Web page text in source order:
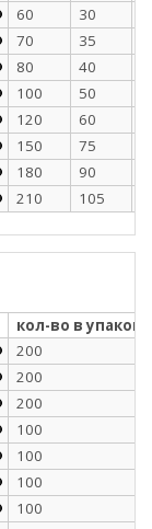
60 30
70 35
80 40
100 50
120 60
150 75
180 90
210 105
кол-во в
200
200
200
100
100
100
100